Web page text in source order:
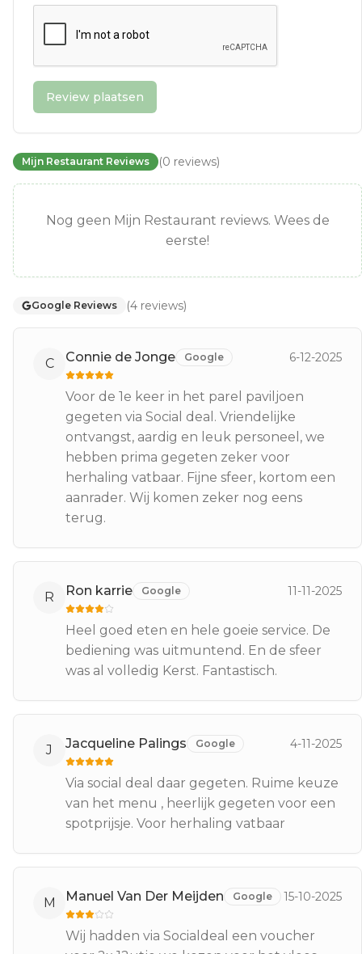
Review plaatsen
Mijn Restaurant Reviews (0 reviews)
Nog geen Mijn Restaurant reviews. Wees de
eerste!
Google Reviews (4 reviews)
C Connie de Jonge Google 6-12-2025
Voor de 1e keer in het parel paviljoen
gegeten via Social deal. Vriendelijke
ontvangst, aardig en leuk personeel, we
hebben prima gegeten zeker voor
herhaling vatbaar. Fijne sfeer, kortom een
aanrader. Wij komen zeker nog eens
terug.
R Ron karrie Google 11-11-2025
Heel goed eten en hele goeie service. De
bediening was uitmuntend. En de sfeer
was al volledig Kerst. Fantastisch.
J Jacqueline Palings Google 4-11-2025
Via social deal daar gegeten. Ruime keuze
van het menu , heerlijk gegeten voor een
spotprijsje. Voor herhaling vatbaar
M Manuel Van Der Meijden Google 15-10-2025
Wij hadden via Socialdeal een voucher